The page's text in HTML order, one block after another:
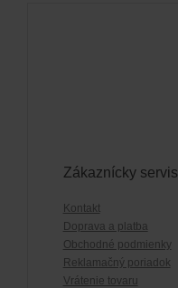
Zákaznícky servis
Kontakt
Doprava a platba
Obchodné podmienky
Reklamačný poriadok
Vrátenie tovaru